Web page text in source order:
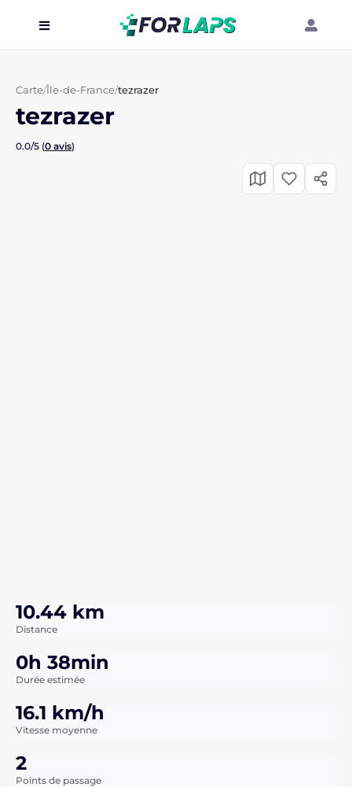
Événements
Localisation
Organisateur
Carte/Île-de-France/tezrazer
tezrazer
0.0/5 (0 avis)
10.44 km
Distance
0h 38min
Durée estimée
16.1 km/h
Vitesse moyenne
2
Points de passage